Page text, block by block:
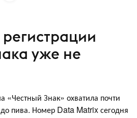
уже не
«Честный Знак» охватила почти
пива. Номер Data Matrix сегодня